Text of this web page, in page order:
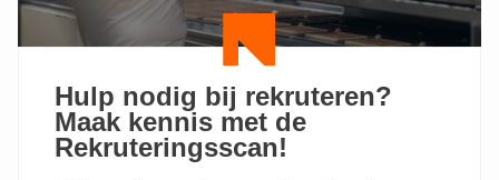
Hulp nodig bij rekruteren?
Maak kennis met de
Rekruteringsscan!